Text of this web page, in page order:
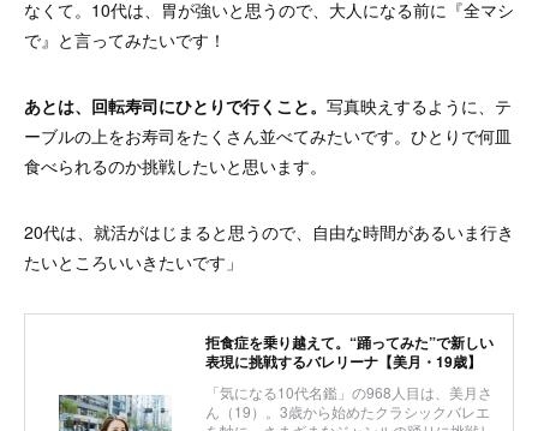
なくて。10代は、胃が強いと思うので、大人になる前に『全マシ
で』と言ってみたいです！
あとは、回転寿司にひとりで行くこと。 写真映えするように、テ
ーブルの上をお寿司をたくさん並べてみたいです。ひとりで何皿
食べられるのか挑戦したいと思います。
20代は、就活がはじまると思うので、自由な時間があるいま行き
たいところいいきたいです」
拒食症を乗り越えて。“踊ってみた”で新しい
表現に挑戦するバレリーナ【美月・19歳】
「気になる10代名鑑」の968人目は、美月さ
ん（19）。3歳から始めたクラシックバレエ